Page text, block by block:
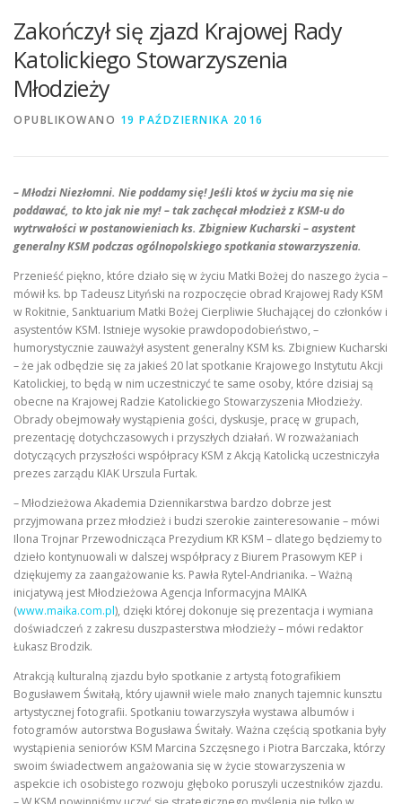
Zakończył się zjazd Krajowej Rady
Katolickiego Stowarzyszenia
Młodzieży
OPUBLIKOWANO 19 PAŹDZIERNIKA 2016
– Młodzi Niezłomni. Nie poddamy się! Jeśli ktoś w życiu ma się nie
poddawać, to kto jak nie my! – tak zachęcał młodzież z KSM-u do
wytrwałości w postanowieniach ks. Zbigniew Kucharski – asystent
generalny KSM podczas ogólnopolskiego spotkania stowarzyszenia.
Przenieść piękno, które działo się w życiu Matki Bożej do naszego życia –
mówił ks. bp Tadeusz Lityński na rozpoczęcie obrad Krajowej Rady KSM
w Rokitnie, Sanktuarium Matki Bożej Cierpliwie Słuchającej do członków i
asystentów KSM. Istnieje wysokie prawdopodobieństwo, –
humorystycznie zauważył asystent generalny KSM ks. Zbigniew Kucharski
– że jak odbędzie się za jakieś 20 lat spotkanie Krajowego Instytutu Akcji
Katolickiej, to będą w nim uczestniczyć te same osoby, które dzisiaj są
obecne na Krajowej Radzie Katolickiego Stowarzyszenia Młodzieży.
Obrady obejmowały wystąpienia gości, dyskusje, pracę w grupach,
prezentację dotychczasowych i przyszłych działań. W rozważaniach
dotyczących przyszłości współpracy KSM z Akcją Katolicką uczestniczyła
prezes zarządu KIAK Urszula Furtak.
– Młodzieżowa Akademia Dziennikarstwa bardzo dobrze jest
przyjmowana przez młodzież i budzi szerokie zainteresowanie – mówi
Ilona Trojnar Przewodnicząca Prezydium KR KSM – dlatego będziemy to
dzieło kontynuowali w dalszej współpracy z Biurem Prasowym KEP i
dziękujemy za zaangażowanie ks. Pawła Rytel-Andrianika. – Ważną
inicjatywą jest Młodzieżowa Agencja Informacyjna MAIKA
(www.maika.com.pl), dzięki której dokonuje się prezentacja i wymiana
doświadczeń z zakresu duszpasterstwa młodzieży – mówi redaktor
Łukasz Brodzik.
Atrakcją kulturalną zjazdu było spotkanie z artystą fotografikiem
Bogusławem Świtałą, który ujawnił wiele mało znanych tajemnic kunsztu
artystycznej fotografii. Spotkaniu towarzyszyła wystawa albumów i
fotogramów autorstwa Bogusława Świtały. Ważna częścią spotkania były
wystąpienia seniorów KSM Marcina Szczęsnego i Piotra Barczaka, którzy
swoim świadectwem angażowania się w życie stowarzyszenia w
aspekcie ich osobistego rozwoju głęboko poruszyli uczestników zjazdu.